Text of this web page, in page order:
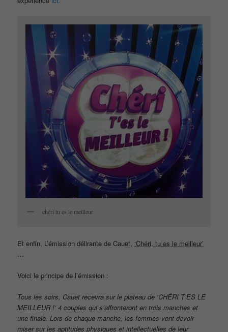
chéri tu es le meilleur
Et enfin, L’émission délirante de Cauet, ‘Chéri, tu es le meilleur’
…
Voici le principe de l’émission :
Tous les soirs, Cauet recevra sur le plateau de ‘CHÉRI T’ES LE
MEILLEUR !’ 4 couples qui s’affronteront en trois manches et
une finale. Lors de chaque manche, les femmes vont devoir
miser sur les aptitudes physiques et intellectuelles de leur